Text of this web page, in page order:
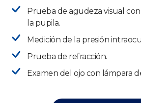
Prueba de agudeza visual
la pupila.
Medición de la presión
Prueba de refracción.
Examen del ojo con lámpara